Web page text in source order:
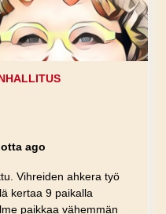
ago
Vihreiden ahkera työ
kertaa 9 paikalla
paikkaa vähemmän